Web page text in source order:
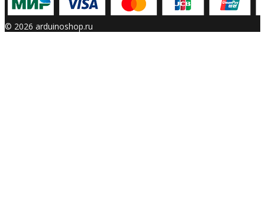
© 2026 arduinoshop.ru